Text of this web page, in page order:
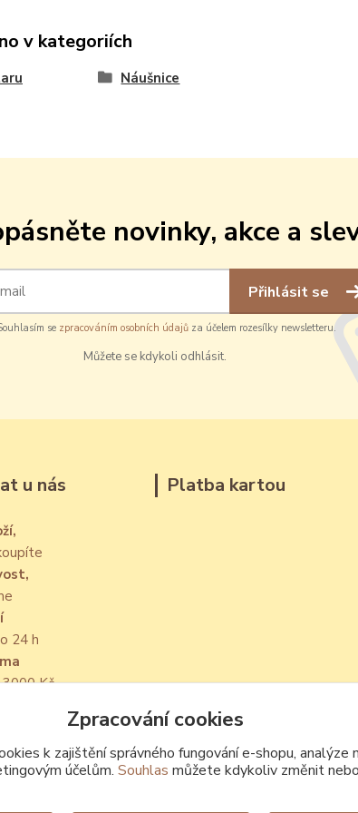
v kategoriích
Náušnice
novinky, akce a
Přihlásit se
se zpracováním osobních údajůza účelem rozesílky newsletteru.
Můžete se kdykoli odhlásit.
u nás
24 h
3000 Kč
Platba kartou
Zpracování cookies
k zajištění správného fungování e-shopu, analýze
účelům. Souhlas můžete kdykoliv změnit